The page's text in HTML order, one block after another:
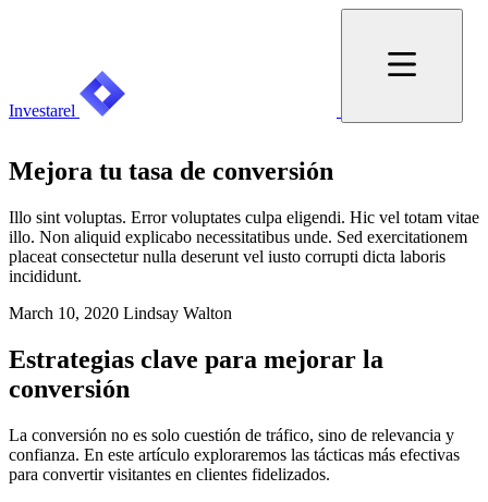
Investarel
Mejora tu tasa de conversión
Illo sint voluptas. Error voluptates culpa eligendi. Hic vel totam vitae
illo. Non aliquid explicabo necessitatibus unde. Sed exercitationem
placeat consectetur nulla deserunt vel iusto corrupti dicta laboris
incididunt.
March 10, 2020 Lindsay Walton
Estrategias clave para mejorar la
conversión
La conversión no es solo cuestión de tráfico, sino de relevancia y
confianza. En este artículo exploraremos las tácticas más efectivas
para convertir visitantes en clientes fidelizados.